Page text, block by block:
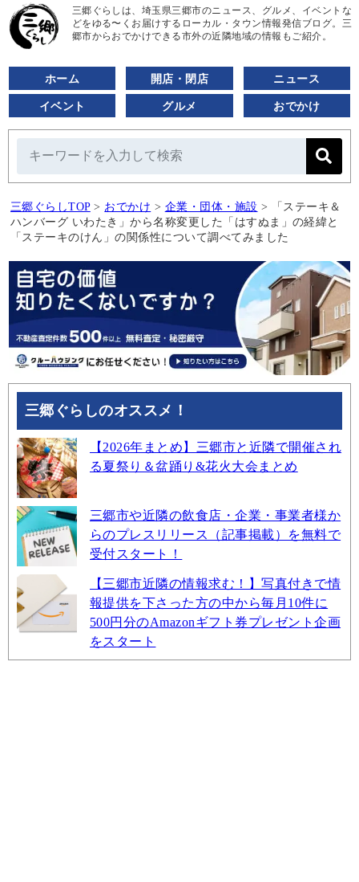
三郷ぐらしは、埼玉県三郷市のニュース、グルメ、イベントな
どをゆる〜くお届けするローカル・タウン情報発信ブログ。三
郷市からおでかけできる市外の近隣地域の情報もご紹介。
ホーム 開店・閉店 ニュース
イベント グルメ おでかけ
三郷ぐらしTOP > おでかけ > 企業・団体・施設 > 「ステーキ＆
ハンバーグ いわたき」から名称変更した「はすぬま」の経緯と
「ステーキのけん」の関係性について調べてみました
三郷ぐらしのオススメ！
【2026年まとめ】三郷市と近隣で開催され
る夏祭り＆盆踊り&花火大会まとめ
三郷市や近隣の飲食店・企業・事業者様か
らのプレスリリース（記事掲載）を無料で
受付スタート！
【三郷市近隣の情報求む！】写真付きで情
報提供を下さった方の中から毎月10件に
500円分のAmazonギフト券プレゼント企画
をスタート